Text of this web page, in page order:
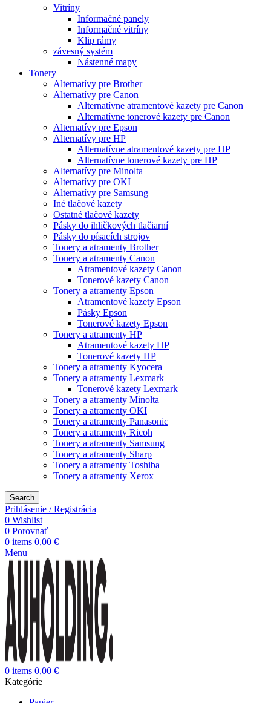
Vitríny
Informačné panely
Informačné vitríny
Klip rámy
závesný systém
Nástenné mapy
Tonery
Alternatívy pre Brother
Alternatívy pre Canon
Alternatívne atramentové kazety pre Canon
Alternatívne tonerové kazety pre Canon
Alternatívy pre Epson
Alternatívy pre HP
Alternatívne atramentové kazety pre HP
Alternatívne tonerové kazety pre HP
Alternatívy pre Minolta
Alternatívy pre OKI
Alternatívy pre Samsung
Iné tlačové kazety
Ostatné tlačové kazety
Pásky do ihličkových tlačiarní
Pásky do písacích strojov
Tonery a atramenty Brother
Tonery a atramenty Canon
Atramentové kazety Canon
Tonerové kazety Canon
Tonery a atramenty Epson
Atramentové kazety Epson
Pásky Epson
Tonerové kazety Epson
Tonery a atramenty HP
Atramentové kazety HP
Tonerové kazety HP
Tonery a atramenty Kyocera
Tonery a atramenty Lexmark
Tonerové kazety Lexmark
Tonery a atramenty Minolta
Tonery a atramenty OKI
Tonery a atramenty Panasonic
Tonery a atramenty Ricoh
Tonery a atramenty Samsung
Tonery a atramenty Sharp
Tonery a atramenty Toshiba
Tonery a atramenty Xerox
Search
Prihlásenie / Registrácia
0 Wishlist
0 Porovnať
0 items 0,00 €
Menu
0 items 0,00 €
Kategórie